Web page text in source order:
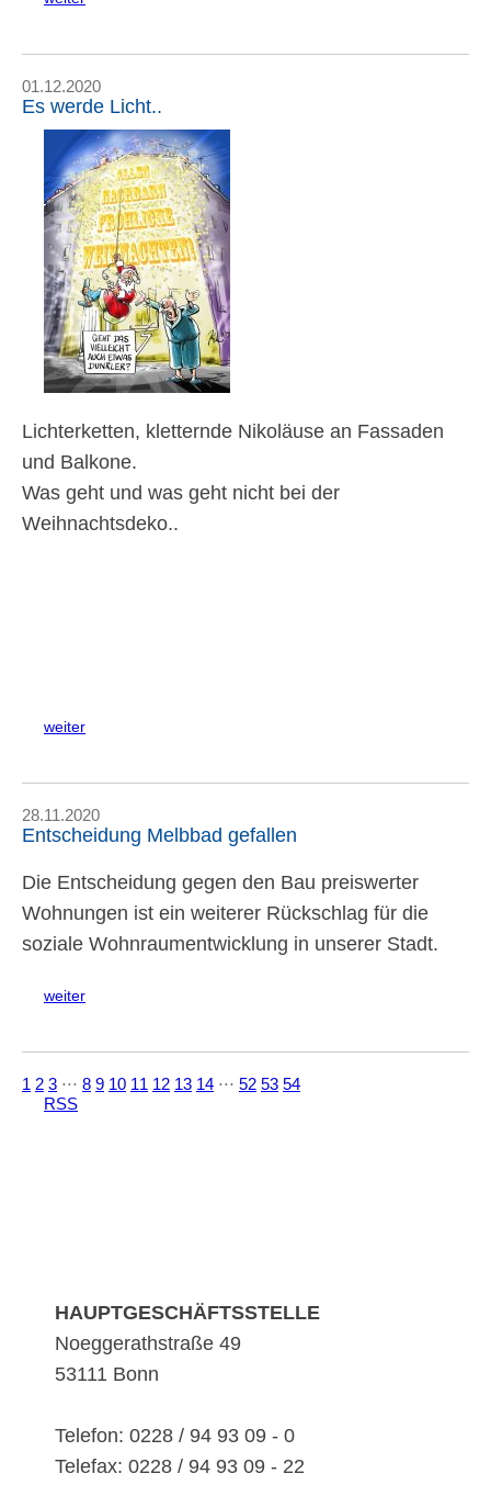
01.12.2020
Es werde Licht..
Lichterketten, kletternde Nikoläuse an Fassaden
und Balkone.
Was geht und was geht nicht bei der
Weihnachtsdeko..
weiter
28.11.2020
Entscheidung Melbbad gefallen
Die Entscheidung gegen den Bau preiswerter
Wohnungen ist ein weiterer Rückschlag für die
soziale Wohnraumentwicklung in unserer Stadt.
weiter
1 2 3 ⋅⋅⋅ 8 9 10 11 12 13 14 ⋅⋅⋅ 52 53 54
RSS
HAUPTGESCHÄFTSSTELLE
Noeggerathstraße 49
53111 Bonn
Telefon: 0228 / 94 93 09 - 0
Telefax: 0228 / 94 93 09 - 22